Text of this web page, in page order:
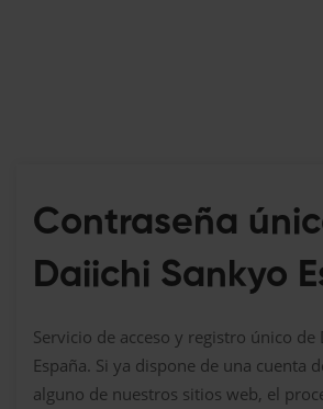
Contraseña
Daiichi Sankyo
Servicio de acceso y registro único de
España. Si ya dispone de una cuenta
alguno de nuestros sitios web, el